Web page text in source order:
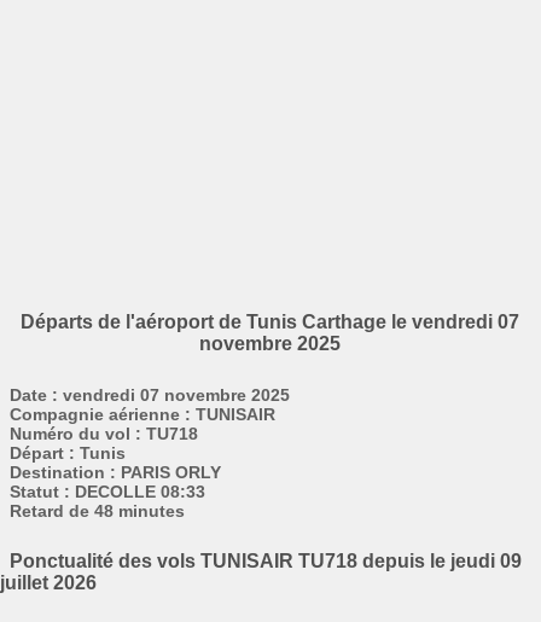
Départs de l'aéroport de Tunis Carthage le vendredi 07
novembre 2025
Date : vendredi 07 novembre 2025
Compagnie aérienne : TUNISAIR
Numéro du vol : TU718
Départ : Tunis
Destination : PARIS ORLY
Statut : DECOLLE 08:33
Retard de 48 minutes
Ponctualité des vols TUNISAIR TU718 depuis le jeudi 09
juillet 2026